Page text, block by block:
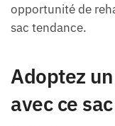
opportunité de
sac tendance.
Adoptez
avec ce